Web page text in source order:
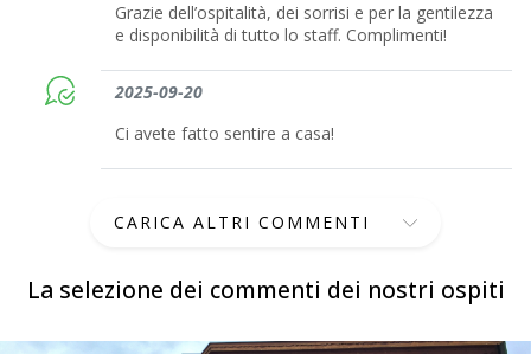
La selezione dei commenti dei nostri ospiti
Grazie dell’ospitalità, dei sorrisi e per la gentilezza
e disponibilità di tutto lo staff. Complimenti!
2025-09-20
Ci avete fatto sentire a casa!
CARICA ALTRI COMMENTI